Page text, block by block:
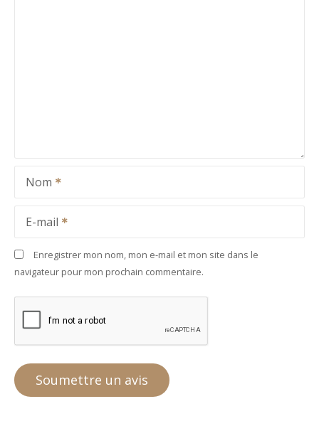
Nom
E-mail
Enregistrer mon nom, mon e-mail et mon site dans le
navigateur pour mon prochain commentaire.